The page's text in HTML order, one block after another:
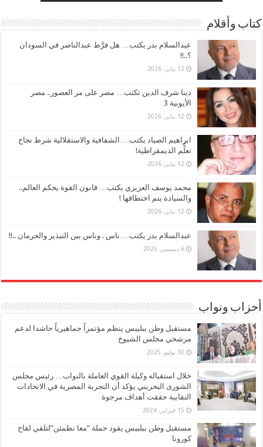
كتاب وأقلام
عبدالسلام بدر يكتب… هل فرَّط عبدالناصر في السودان
؟..!!
12 يناير، 2026
دينا شرف الدين تكتب… مصر على مر العصور.. مصر
الأيوبية 3
12 يناير، 2026
ابراهيم الصياد يكتب… الشفافية والاستقلالية شرط نجاح
تعلُّم الديمقراطية!
12 يناير، 2026
محمد يوسف العزيزي يكتب… قانون القوة يحكم العالم..
والسيادة يتم اختطافها !
12 يناير، 2026
عبدالسلام بدر يكتب… ناس . وناس بين التبذير والحرمان ..!!
6 ديسمبر، 2025
أحزاب ونواب
مستقبل وطن ببلبيس ينظم مؤتمراً جماهيرياً حاشدا لدعم
مرشحي مجلس الشيوخ
30 يوليو، 2025
خلال استقباله وكيلة القوي العاملة بالنواب… رئيس مجلس
الشورى البحريني يؤكد أن التجربة المصرية في الاتحادات
النقابية حققت أهداف مرجوة
15 فبراير، 2024
مستقبل وطن ببلبيس يقود حملة “معا نطمئن”لتلقي لقاح
كورونا